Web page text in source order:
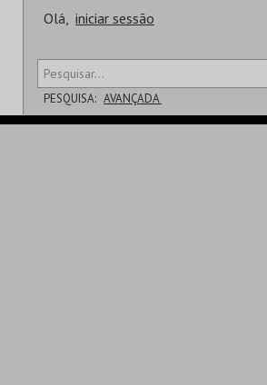
Olá, iniciar sessão
PESQUISA: AVANÇADA